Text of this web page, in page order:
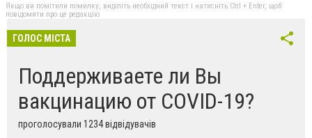
Якщо ви помітили помилку, виділіть необхідний текст і натисніть Ctrl + Enter, щоб
повідомити про це редакцію
ГОЛОС МІСТА
Поддерживаете ли Вы
вакцинацию от COVID-19?
проголосували 1234 відвідувачів